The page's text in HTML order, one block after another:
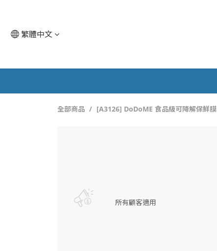
繁體中文
全部商品 [A3126] DoDoME 食品級可降解保鮮膜
所有顧客適用